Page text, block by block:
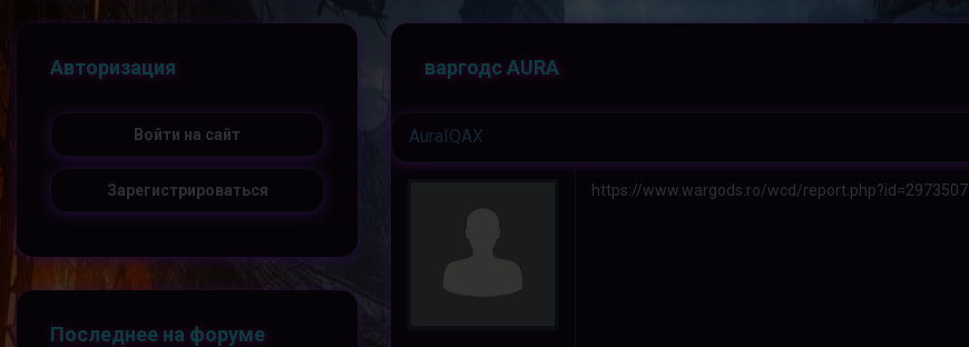
варгодс AURA
AuraIQAX
https://www.wargods.ro/wcd/report.php?id=2973507
Авторизация
Войти на сайт
Зарегистрироваться
Последнее на форуме